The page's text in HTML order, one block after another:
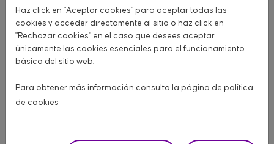
Aquí encontrarás todo lo que necesitas para tu granja
AVÍCOLA PUESTA
OTROS ANIMALES
Haz click en "Aceptar cookies" para aceptar todas las
cookies y acceder directamente al sitio o haz click en
"Rechazar cookies" en el caso que desees aceptar
únicamente las cookies esenciales para el funcionamiento
básico del sitio web.
Para obtener más información consulta la página de política
de cookies